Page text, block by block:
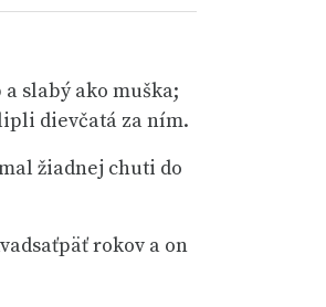
slabý ako muška;
dievčatá za ním.
žiadnej chuti do
rokov a on